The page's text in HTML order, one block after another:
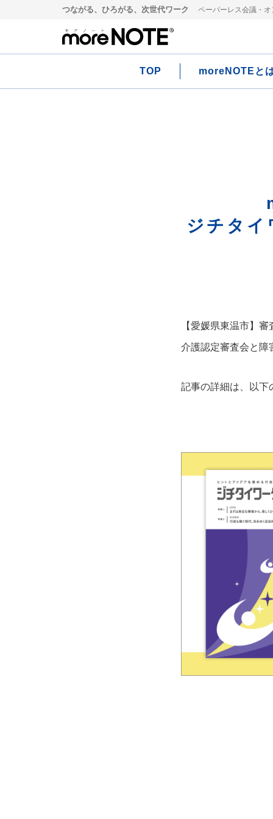
つながる、ひろがる、次世代ワーク ペーパーレス会議・
TOP moreNOTEと
ジチタ
【愛媛県東温市】
介護認定審査会と障
記事の詳細は、以下